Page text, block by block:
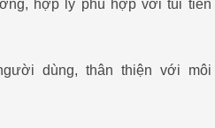
hợp lý phù hợp với túi tiền
dùng, thân thiện với môi